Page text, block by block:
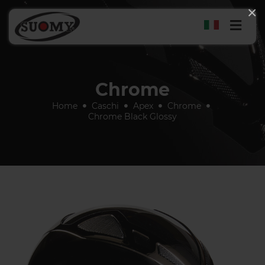
×
Chrome
Home Caschi Apex
Chrome
Chrome Black Glossy